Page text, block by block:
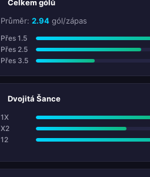
Celkem gólů
Průměr: 2.94 gól/zápas
Přes 1.5
Přes 2.5
Přes 3.5
Dvojitá Šance
1X
X2
12